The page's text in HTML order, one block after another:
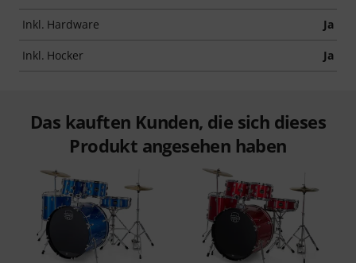
Inkl. Hardware Ja
Inkl. Hocker Ja
Das kauften Kunden, die sich dieses
Produkt angesehen haben